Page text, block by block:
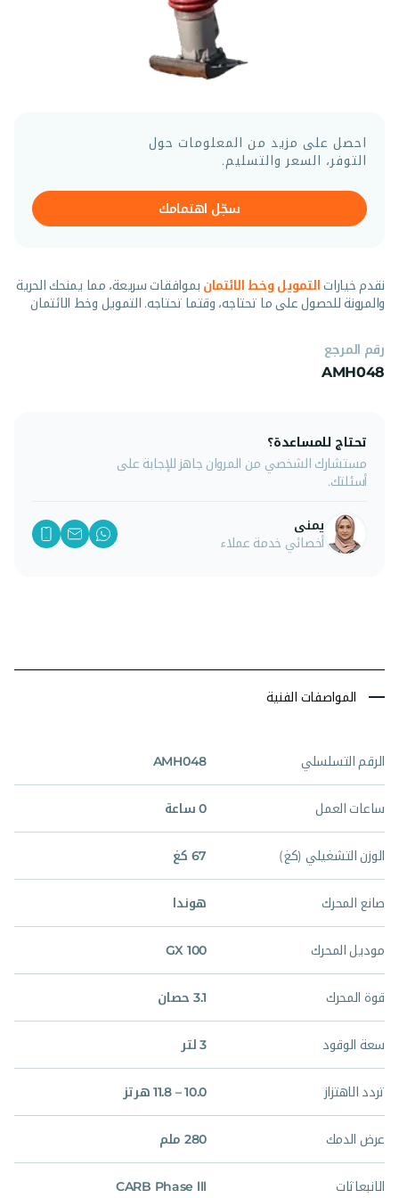
احصل على مزيد من المعلومات حول
التوفر، السعر والتسليم.
سجّل اهتمامك
نقدم خيارات التمويل وخط الائتمان بموافقات سريعة، مما يمنحك الحرية
والمرونة للحصول على ما تحتاجه، وقتما تحتاجه. التمويل وخط الائتمان
رقم المرجع
AMH048
تحتاج للمساعدة؟
مستشارك الشخصي من المروان جاهز للإجابة على
أسئلتك.
يمنى
أخصائي خدمة عملاء
المواصفات الفنية
الرقم التسلسلي AMH048
ساعات العمل 0 ساعة
الوزن التشغيلي (كغ) 67 كغ
صانع المحرك هوندا
موديل المحرك GX 100
قوة المحرك 3.1 حصان
سعة الوقود 3 لتر
تردد الاهتزاز 10.0 – 11.8 هرتز
عرض الدمك 280 ملم
الانبعاثات CARB Phase lll